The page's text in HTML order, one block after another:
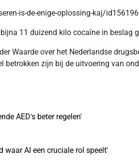
is-de-enige-oplossing-kaj/
11 duizend kilo cocaïne in beslag
Waarde over het Nederlandse
zijn bij de uitvoering van
AED's beter regelen'
waar AI een cruciale rol speelt'